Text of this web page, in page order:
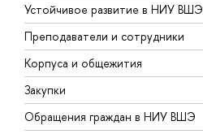
Устойчивое развитие в НИУ ВШЭ
Преподаватели и сотрудники
Корпуса и общежития
Закупки
Обращения граждан в НИУ ВШЭ